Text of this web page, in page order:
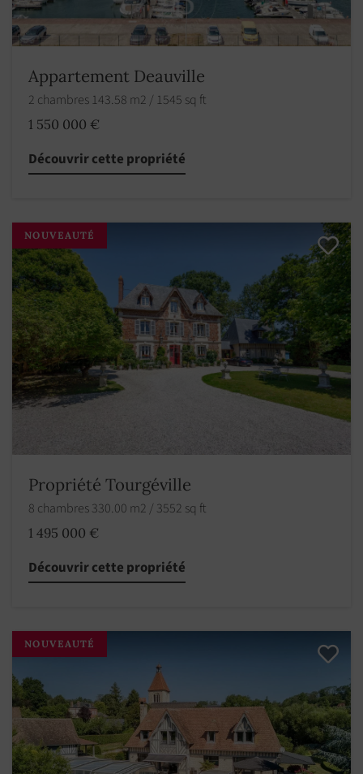
Appartement Deauville
2 chambres 143.58 m2 / 1545 sq ft
1 550 000 €
Découvrir cette propriété
NOUVEAUTÉ
Propriété Tourgéville
8 chambres 330.00 m2 / 3552 sq ft
1 495 000 €
Découvrir cette propriété
NOUVEAUTÉ